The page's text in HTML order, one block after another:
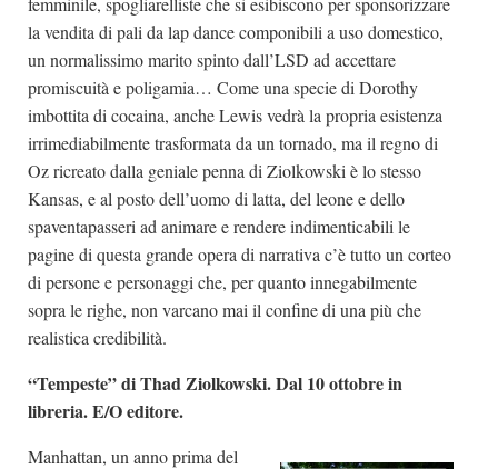
la vendita di pali da lap dance componibili a uso domestico,
un normalissimo marito spinto dall’LSD ad accettare
promiscuità e poligamia… Come una specie di Dorothy
imbottita di cocaina, anche Lewis vedrà la propria esistenza
irrimediabilmente trasformata da un tornado, ma il regno di
Oz ricreato dalla geniale penna di Ziolkowski è lo stesso
Kansas, e al posto dell’uomo di latta, del leone e dello
spaventapasseri ad animare e rendere indimenticabili le
pagine di questa grande opera di narrativa c’è tutto un corteo
di persone e personaggi che, per quanto innegabilmente
sopra le righe, non varcano mai il confine di una più che
realistica credibilità.
“Tempeste” di Thad Ziolkowski. Dal 10 ottobre in
libreria. E/O editore.
Manhattan, un anno prima del